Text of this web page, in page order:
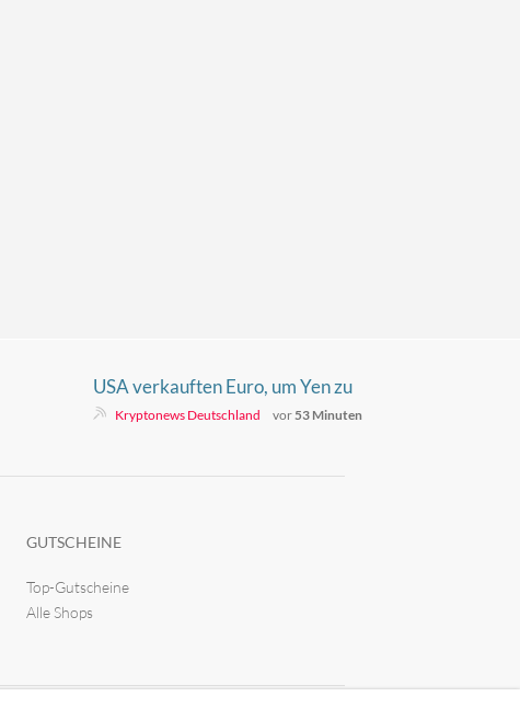
USA verkauften Euro, um Yen zu
retten – Europa erfuhr es danach
Kryptonews Deutschland vor53 Minuten
GUTSCHEINE
Top-Gutscheine
Alle Shops